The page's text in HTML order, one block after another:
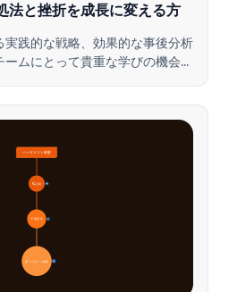
法と挫折を成長に変える方
践的な戦略、効果的な事後分析
ムにとって貴重な学びの機会に
🔍 定義 4
🎯 重要性
📋 プロセスと種類
ベータテスト概要